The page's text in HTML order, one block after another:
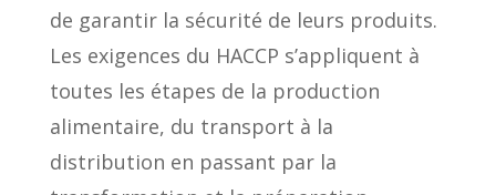
de garantir la sécurité de leurs produits.
Les exigences du HACCP s’appliquent à
toutes les étapes de la production
alimentaire, du transport à la
distribution en passant par la